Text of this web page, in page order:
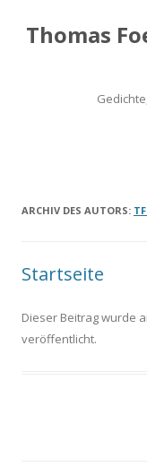
Thomas
ARCHIV DES AUTORS:
Startseite
Dieser Beitrag wurde
veröffentlicht.